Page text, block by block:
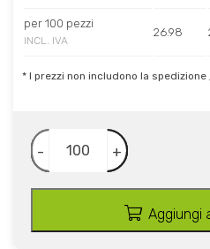
per 100 pezzi
INCL. IVA
26.98
* I prezzi non includono la
- +
Aggiungi